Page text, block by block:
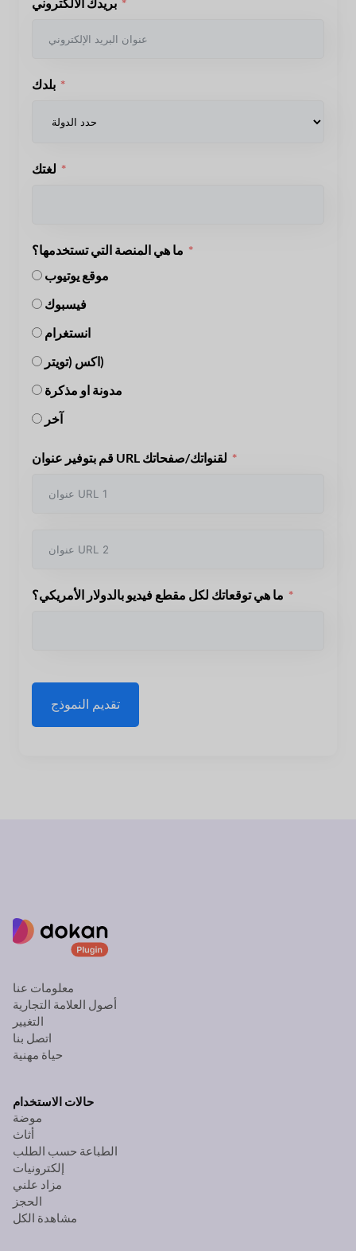
بلدك
لغتك
ما هي المنصة التي تستخدمها؟
موقع يوتيوب
فيسبوك
انستغرام
اكس (تويتر)
مدونة او مذكرة
آخر
قم بتوفير عنوان URL لقنواتك/صفحاتك
ما هي توقعاتك لكل مقطع فيديو بالدولار الأمريكي؟
تقديم النموذج
معلومات عنا
أصول العلامة التجارية
التغيير
اتصل بنا
حياة مهنية
حالات الاستخدام
موضة
أثاث
الطباعة حسب الطلب
إلكترونيات
مزاد علني
الحجز
مشاهدة الكل